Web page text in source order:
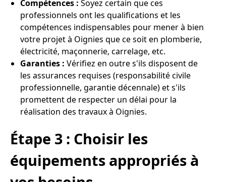
Compétences : Soyez certain que ces
professionnels ont les qualifications et les
compétences indispensables pour mener à bien
votre projet à Oignies que ce soit en plomberie,
électricité, maçonnerie, carrelage, etc.
Garanties : Vérifiez en outre s'ils disposent de
les assurances requises (responsabilité civile
professionnelle, garantie décennale) et s'ils
promettent de respecter un délai pour la
réalisation des travaux à Oignies.
Étape 3 : Choisir les
équipements appropriés à